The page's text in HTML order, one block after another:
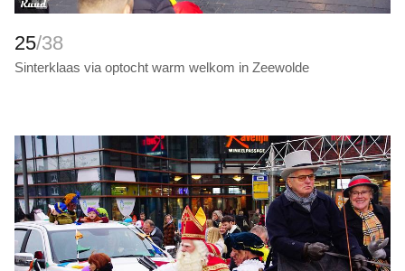
25/38
Sinterklaas via optocht warm welkom in Zeewolde